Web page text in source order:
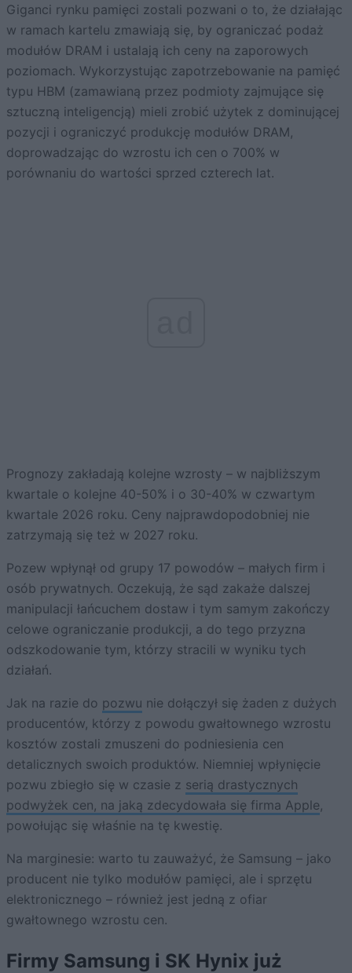
Giganci rynku pamięci zostali pozwani o to, że działając
w ramach kartelu zmawiają się, by ograniczać podaż
modułów DRAM i ustalają ich ceny na zaporowych
poziomach. Wykorzystując zapotrzebowanie na pamięć
typu HBM (zamawianą przez podmioty zajmujące się
sztuczną inteligencją) mieli zrobić użytek z dominującej
pozycji i ograniczyć produkcję modułów DRAM,
doprowadzając do wzrostu ich cen o 700% w
porównaniu do wartości sprzed czterech lat.
Prognozy zakładają kolejne wzrosty – w najbliższym
kwartale o kolejne 40-50% i o 30-40% w czwartym
kwartale 2026 roku. Ceny najprawdopodobniej nie
zatrzymają się też w 2027 roku.
Pozew wpłynął od grupy 17 powodów – małych firm i
osób prywatnych. Oczekują, że sąd zakaże dalszej
manipulacji łańcuchem dostaw i tym samym zakończy
celowe ograniczanie produkcji, a do tego przyzna
odszkodowanie tym, którzy stracili w wyniku tych
działań.
Jak na razie do pozwu nie dołączył się żaden z dużych
producentów, którzy z powodu gwałtownego wzrostu
kosztów zostali zmuszeni do podniesienia cen
detalicznych swoich produktów. Niemniej wpłynięcie
pozwu zbiegło się w czasie z serią drastycznych
podwyżek cen, na jaką zdecydowała się firma Apple,
powołując się właśnie na tę kwestię.
Na marginesie: warto tu zauważyć, że Samsung – jako
producent nie tylko modułów pamięci, ale i sprzętu
elektronicznego – również jest jedną z ofiar
gwałtownego wzrostu cen.
Firmy Samsung i SK Hynix już